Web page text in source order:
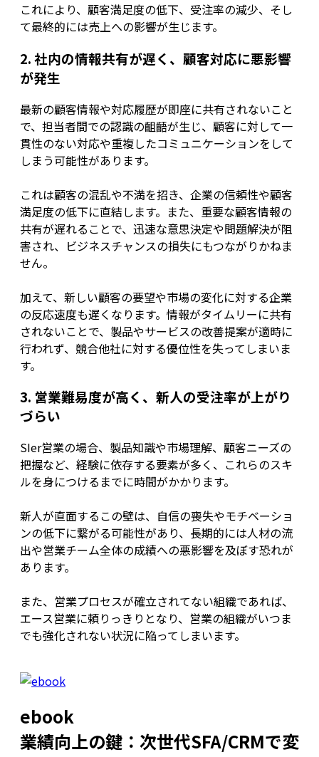
これにより、顧客満足度の低下、受注率の減少、そし
て最終的には売上への影響が生じます。
2. 社内の情報共有が遅く、顧客対応に悪影響
が発生
最新の顧客情報や対応履歴が即座に共有されないこと
で、担当者間での認識の齟齬が生じ、顧客に対して一
貫性のない対応や重複したコミュニケーションをして
しまう可能性があります。
これは顧客の混乱や不満を招き、企業の信頼性や顧客
満足度の低下に直結します。また、重要な顧客情報の
共有が遅れることで、迅速な意思決定や問題解決が阻
害され、ビジネスチャンスの損失にもつながりかねま
せん。
加えて、新しい顧客の要望や市場の変化に対する企業
の反応速度も遅くなります。情報がタイムリーに共有
されないことで、製品やサービスの改善提案が適時に
行われず、競合他社に対する優位性を失ってしまいま
す。
3. 営業難易度が高く、新人の受注率が上がり
づらい
SIer営業の場合、製品知識や市場理解、顧客ニーズの
把握など、経験に依存する要素が多く、これらのスキ
ルを身につけるまでに時間がかかります。
新人が直面するこの壁は、自信の喪失やモチベーショ
ンの低下に繋がる可能性があり、長期的には人材の流
出や営業チーム全体の成績への悪影響を及ぼす恐れが
あります。
また、営業プロセスが確立されてない組織であれば、
エース営業に頼りっきりとなり、営業の組織がいつま
でも強化されない状況に陥ってしまいます。
ebook
業績向上の鍵：次世代SFA/CRMで変